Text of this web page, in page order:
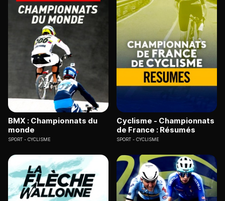
BMX : Championnats du
monde
SPORT CYCLISME
Cyclisme - Championnats
de France : Résumés
SPORT CYCLISME